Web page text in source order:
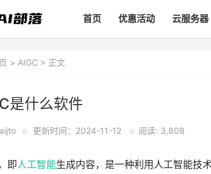
首页 优惠活动 云服务器
> AIGC > 正文
是什么软件
o 更新时间：2024-11-12 o 阅读: 3,808
即人工智能生成内容，是一种利用人工智能技